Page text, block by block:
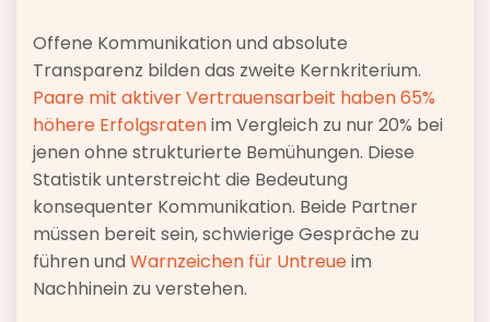
Offene Kommunikation und absolute
Transparenz bilden das zweite Kernkriterium.
Paare mit aktiver Vertrauensarbeit haben 65%
höhere Erfolgsratenim Vergleich zu nur 20% bei
jenen ohne strukturierte Bemühungen. Diese
Statistik unterstreicht die Bedeutung
konsequenter Kommunikation. Beide Partner
müssen bereit sein, schwierige Gespräche zu
führen und Warnzeichen für Untreue im
Nachhinein zu verstehen.